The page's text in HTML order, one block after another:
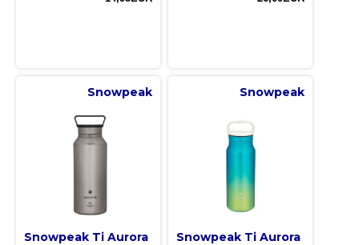
Snowpeak
Snowpeak Ti Aurora
Snowpeak
Snowpeak Ti Aurora